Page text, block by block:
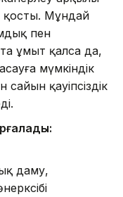
қосты. Мұндай
пен
ұмыт қалса да,
мүмкіндік
қауіпсіздік
даму,